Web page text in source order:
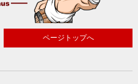
ページトップへ